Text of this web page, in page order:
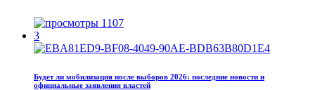
1107
3
Будет ли мобилизация после выборов 2026: последние новости и
официальные заявления властей